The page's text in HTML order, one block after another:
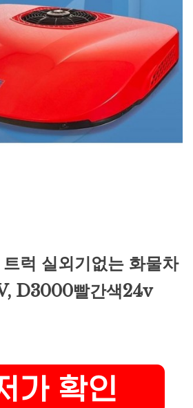
럭 실외기없는 화물차
D3000빨간색24v